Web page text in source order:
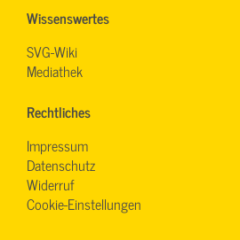
Wissenswertes
SVG-Wiki
Mediathek
Rechtliches
Impressum
Datenschutz
Widerruf
Cookie-Einstellungen